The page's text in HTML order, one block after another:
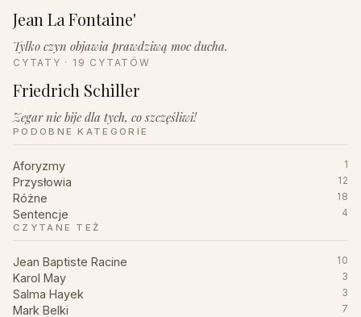
Jean La Fontaine'
Tylko czyn objawia prawdziwą moc ducha.
CYTATY · 19 CYTATÓW
Friedrich Schiller
Zegar nie bije dla tych, co szczęśliwi!
PODOBNE KATEGORIE
Aforyzmy 1
Przysłowia 12
Różne 18
Sentencje
4
CZYTANE TEŻ
Jean Baptiste Racine 10
Karol May 3
Salma Hayek 3
Mark Belki 7